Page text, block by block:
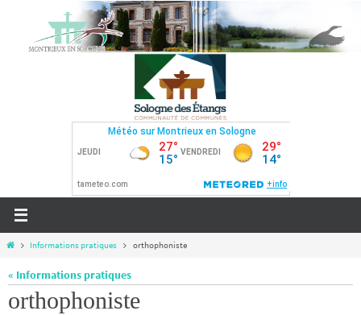
contenu
HomeInformations pratiques orthophoniste
« Informations pratiques
orthophoniste